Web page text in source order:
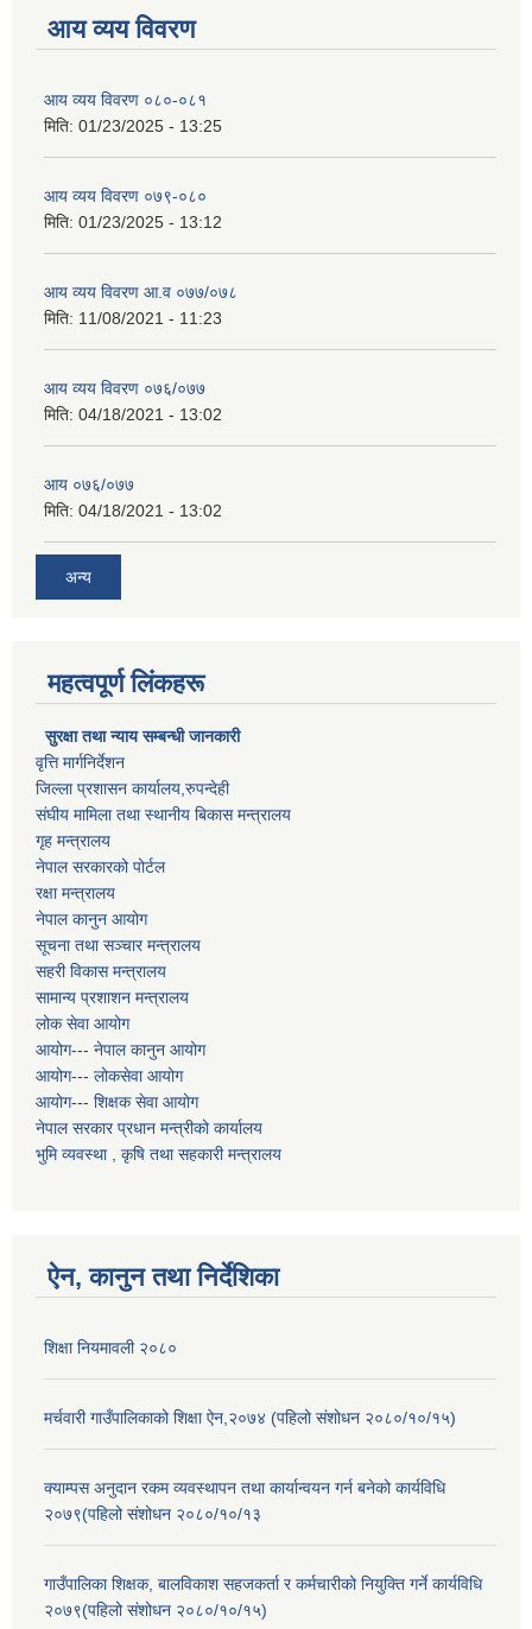
आय व्यय विवरण
आय व्यय विवरण ०८०-०८१
मिति: 01/23/2025 - 13:25
आय व्यय विवरण ०७९-०८०
मिति: 01/23/2025 - 13:12
आय व्यय विवरण आ.व ०७७/०७८
मिति: 11/08/2021 - 11:23
आय व्यय विवरण ०७६/०७७
मिति: 04/18/2021 - 13:02
आय ०७६/०७७
मिति: 04/18/2021 - 13:02
अन्य
महत्वपूर्ण लिंकहरू
सुरक्षा तथा न्याय सम्बन्धी जानकारी
वृत्ति मार्गनिर्देशन
जिल्ला प्रशासन कार्यालय,रुपन्देही
संघीय मामिला तथा स्थानीय बिकास मन्त्रालय
गृह मन्त्रालय
नेपाल सरकारको पोर्टल
रक्षा मन्त्रालय
नेपाल कानुन आयोग
सूचना तथा सञ्चार मन्त्रालय
सहरी विकास मन्त्रालय
सामान्य प्रशाशन मन्त्रालय
लोक सेवा आयोग
आयोग--- नेपाल कानुन आयोग
आयोग--- लोकसेवा आयोग
आयोग--- शिक्षक सेवा आयोग
नेपाल सरकार प्रधान मन्त्रीको कार्यालय
भुमि व्यवस्था , कृषि तथा सहकारी मन्त्रालय
ऐन, कानुन तथा निर्देशिका
शिक्षा नियमावली २०८०
मर्चवारी गाउँपालिकाको शिक्षा ऐन,२०७४ (पहिलो संशोधन २०८०/१०/१५)
क्याम्पस अनुदान रकम व्यवस्थापन तथा कार्यान्वयन गर्न बनेको कार्यविधि
२०७९(पहिलो संशोधन २०८०/१०/१३
गाउँपालिका शिक्षक, बालविकाश सहजकर्ता र कर्मचारीको नियुक्ति गर्ने कार्यविधि
२०७९(पहिलो संशोधन २०८०/१०/१५)